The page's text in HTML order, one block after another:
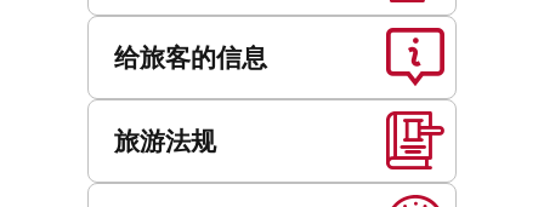
给旅客的信息
旅游法规